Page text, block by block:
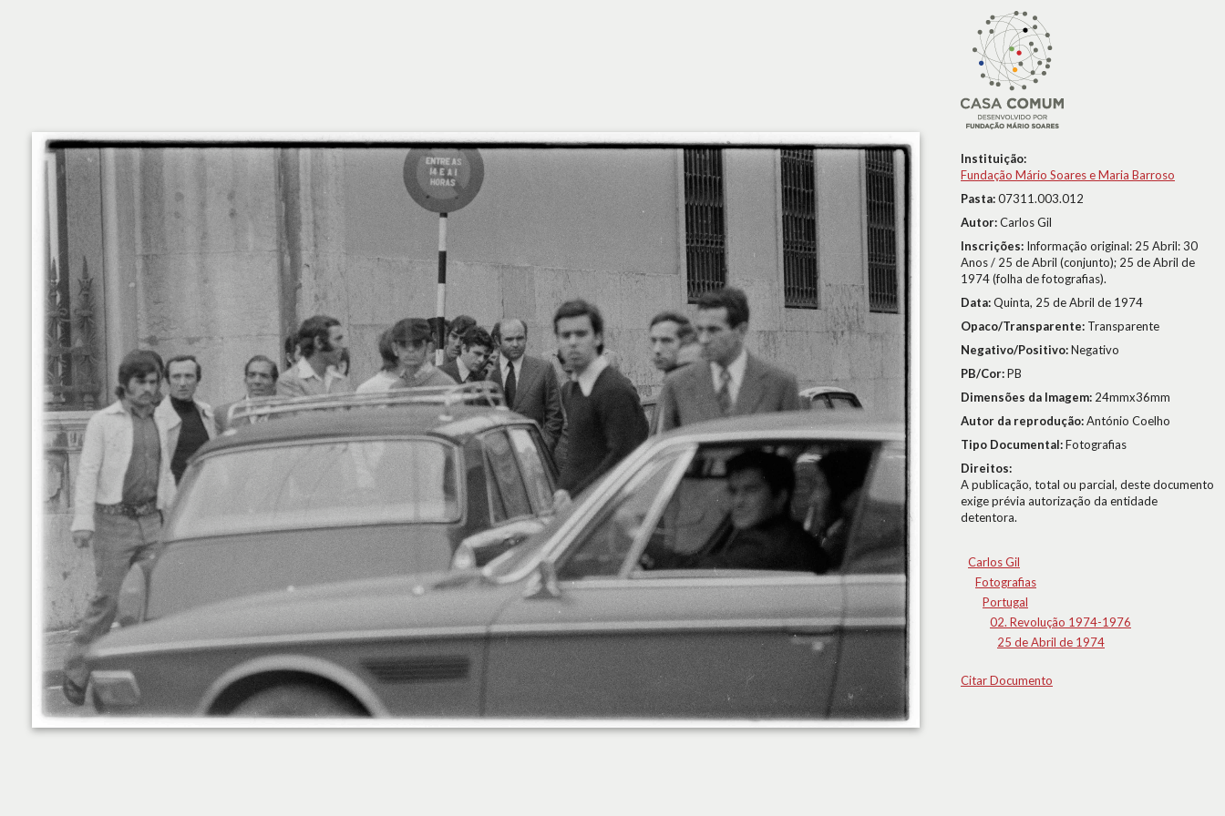
Instituição:
Fundação Mário Soares e Maria Barroso
Pasta:07311.003.012
Autor:Carlos Gil
Inscrições: Informação original: 25 Abril: 30
Anos / 25 de Abril (conjunto); 25 de Abril de
1974 (folha de fotografias).
Data:Quinta, 25 de Abril de 1974
Opaco/Transparente: Transparente
Negativo/Positivo:Negativo
PB/Cor:PB
Dimensões da Imagem: 24mmx36mm
Autor da reprodução:António Coelho
Tipo Documental:Fotografias
Direitos:
A publicação, total ou parcial, deste documento
exige prévia autorização da entidade
detentora.
Carlos Gil
Fotografias
Portugal
02. Revolução 1974-1976
25 de Abril de 1974
Citar Documento